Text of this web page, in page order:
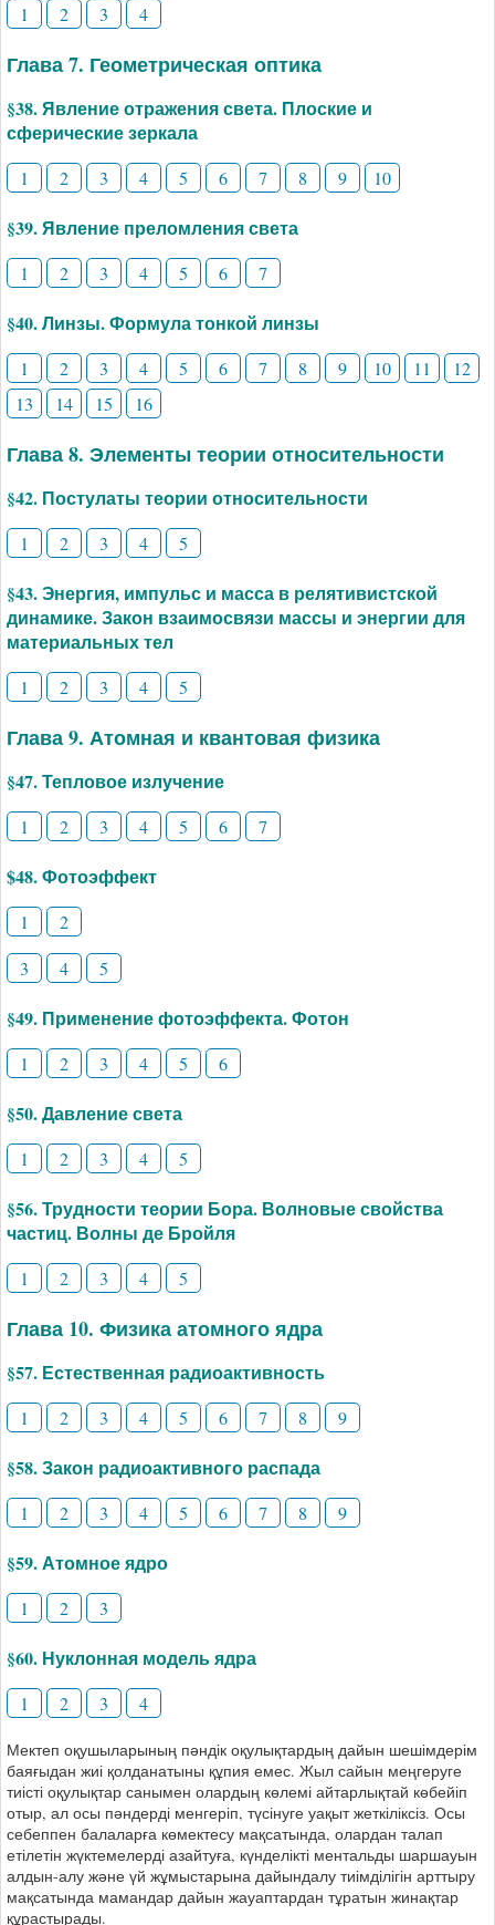
1 2 3 4
Глава 7. Геометрическая оптика
§38. Явление отражения света. Плоские и
сферические зеркала
1 2 3 4 5 6 7 8 9 10
§39. Явление преломления света
1 2 3 4 5 6 7
§40. Линзы. Формула тонкой линзы
1 2 3 4 5 6 7 8 9 10 11
12
13
14 15 16
Глава 8. Элементы теории относительности
§42. Постулаты теории относительности
1 2 3 4 5
§43. Энергия, импульс и масса в релятивистской
динамике. Закон взаимосвязи массы и энергии для
материальных тел
1 2 3 4 5
Глава 9. Атомная и квантовая физика
§47. Тепловое излучение
1 2 3 4 5 6 7
$48. Фотоэффект
1
2
3
4 5
§49. Применение фотоэффекта. Фотон
1 2 3 4 5 6
§50. Давление света
1 2 3 4 5
§56. Трудности теории Бора. Волновые свойства
частиц. Волны де Бройля
1 2 3 4 5
Глава 10. Физика атомного ядра
§57. Естественная радиоактивность
1 2 3 4 5 6 7 8 9
§58. Закон радиоактивного распада
1 2 3 4 5 6 7 8 9
§59. Атомное ядро
1 2 3
§60. Нуклонная модель ядра
1 2 3 4
Мектеп оқушыларының пәндік оқулықтардың дайын шешімдерім
баяғыдан жиі қолданатыны құпия емес. Жыл сайын меңгеруге
тиісті оқулықтар санымен олардың көлемі айтарлықтай көбейіп
отыр, ал осы пәндерді менгеріп, түсінуге уақыт жеткіліксіз. Осы
себеппен балаларға көмектесу мақсатында, олардан талап
етілетін жүктемелерді азайтуға, күнделікті ментальды шаршауын
алдын-алу және үй жұмыстарына дайындалу тиімділігін арттыру
мақсатында мамандар дайын жауаптардан тұратын жинақтар
құрастырады.